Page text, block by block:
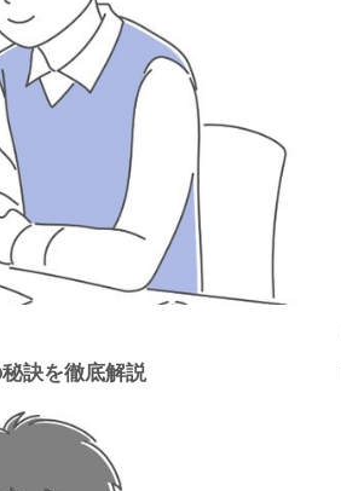
訣を徹底解説